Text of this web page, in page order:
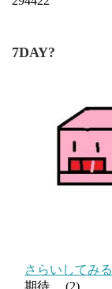
7DAY?
さらいしてみる
期待… (2)